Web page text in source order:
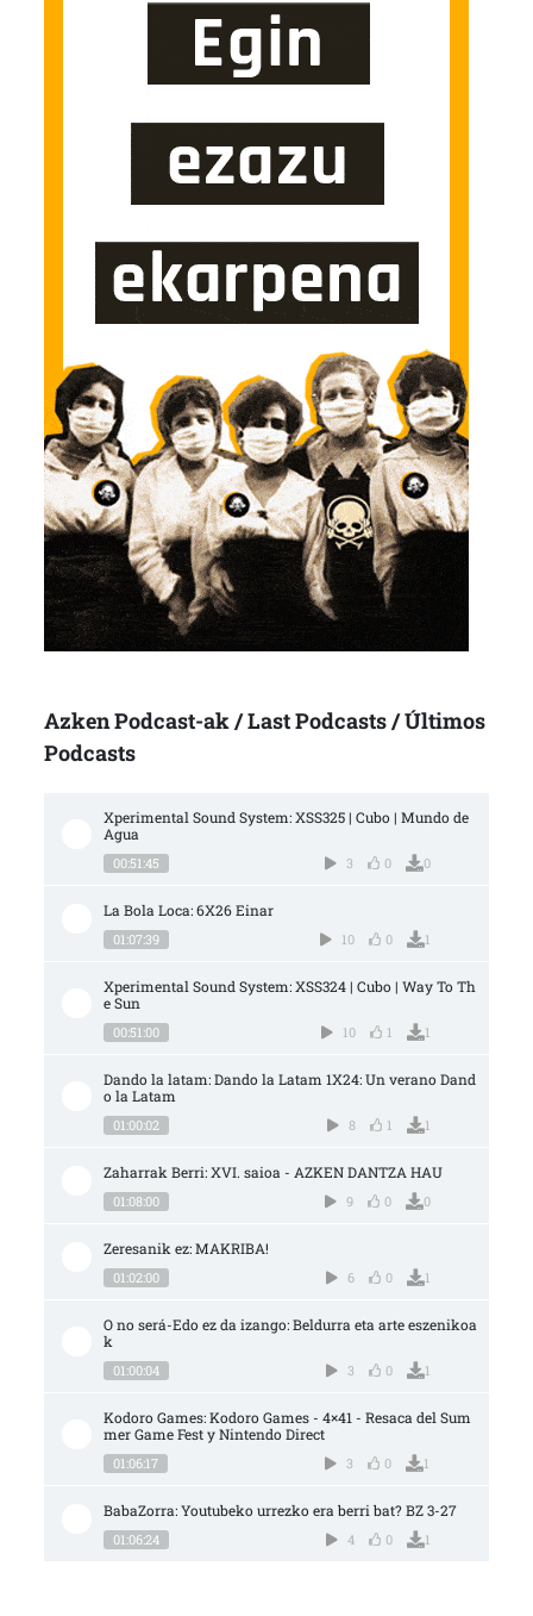
Azken Podcast-ak / Last Podcasts / Últimos
Podcasts
Xperimental Sound System: XSS325 | Cubo | Mundo de
Agua
00:51:45 3 0 0
La Bola Loca: 6X26 Einar
01:07:39 10 0 1
Xperimental Sound System: XSS324 | Cubo | Way To Th
e Sun
00:51:00 10 1 1
Dando la latam: Dando la Latam 1X24: Un verano Dand
o la Latam
01:00:02 8 1 1
Zaharrak Berri: XVI. saioa - AZKEN DANTZA HAU
01:08:00 9 0 0
Zeresanik ez: MAKRIBA!
01:02:00 6 0 1
O no será-Edo ez da izango: Beldurra eta arte eszenikoa
k
01:00:04 3 0 1
Kodoro Games: Kodoro Games - 4×41 - Resaca del Sum
mer Game Fest y Nintendo Direct
01:06:17 3 0 1
BabaZorra: Youtubeko urrezko era berri bat? BZ 3-27
01:06:24 4 0 1